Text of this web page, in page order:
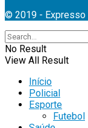
© 2019 - Expresso
No Result
View All Result
Início
Policial
Esporte
Futebol